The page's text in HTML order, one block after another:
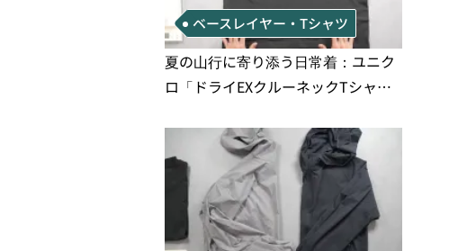
ベースレイヤー・Tシャツ
夏の山行に寄り添う日常着：ユニク
ロ「ドライEXクルーネックTシャ